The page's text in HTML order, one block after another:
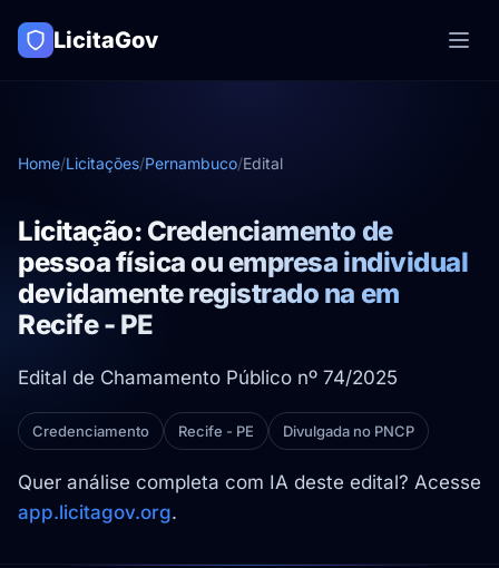
LicitaGov
Home/Licitações/Pernambuco/Edital
Licitação: Credenciamento de
pessoa física ou empresa individual
devidamente registrado na em
Recife - PE
Edital de Chamamento Público nº 74/2025
Credenciamento Recife - PE Divulgada no PNCP
Quer análise completa com IA deste edital? Acesse
app.licitagov.org.